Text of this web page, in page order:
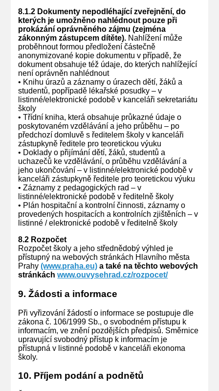
8.1.2 Dokumenty nepodléhající zveřejnění, do
kterých je umožněno nahlédnout pouze při
prokázání oprávněného zájmu (zejména
zákonným zástupcem dítěte). Nahlížení může
proběhnout formou předložení částečně
anonymizované kopie dokumentu v případě, že
dokument obsahuje též údaje, do kterých nahlížející
není oprávněn nahlédnout
• Knihu úrazů a záznamy o úrazech dětí, žáků a
studentů, popřípadě lékařské posudky – v
listinné/elektronické podobě v kanceláři sekretariátu
školy
• Třídní kniha, která obsahuje průkazné údaje o
poskytovaném vzdělávání a jeho průběhu – po
předchozí domluvě s ředitelem školy v kanceláři
zástupkyně ředitele pro teoretickou výuku
• Doklady o přijímání dětí, žáků, studentů a
uchazečů ke vzdělávání, o průběhu vzdělávání a
jeho ukončování – v listinné/elektronické podobě v
kanceláři zástupkyně ředitele pro teoretickou výuku
• Záznamy z pedagogických rad – v
listinné/elektronické podobě v ředitelně školy
• Plán hospitační a kontrolní činnosti, záznamy o
provedených hospitacích a kontrolních zjištěních – v
listinné / elektronické podobě v ředitelně školy
8.2 Rozpočet
Rozpočet školy a jeho střednědobý výhled je
přístupný na webových stránkách Hlavního města
Prahy(www.praha.eu) a také na těchto webových
stránkáchwww.ouvysehrad.cz/rozpocet/
9. Žádosti a informace
Při vyřizování žádostí o informace se postupuje dle
zákona č. 106/1999 Sb., o svobodném přístupu k
informacím, ve znění pozdějších předpisů. Směrnice
upravující svobodný přístup k informacím je
přístupná v listinné podobě v kanceláři ekonoma
školy.
10. Příjem podání a podnětů